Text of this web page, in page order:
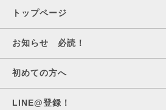
トップページ
お知らせ 必読！
初めての方へ
LINE@登録！